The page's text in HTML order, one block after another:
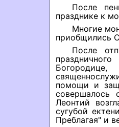
После
празднике к
Многие
приобщились
После
помощи и
совершалось
Леонтий
сугубой
Преблагая" и